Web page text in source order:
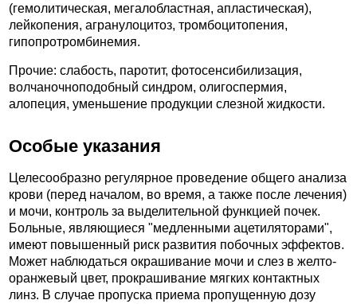
(гемолитическая, мегалобластная, апластическая),
лейкопения, агранулоцитоз, тромбоцитопения,
гипопротромбинемия.
Прочие: слабость, паротит, фотосенсибилизация,
волчаночноподобный синдром, олигоспермия,
алопеция, уменьшение продукции слезной жидкости.
Особые указания
Целесообразно регулярное проведение общего анализа
крови (перед началом, во время, а также после лечения)
и мочи, контроль за выделительной функцией почек.
Больные, являющиеся "медленными ацетиляторами",
имеют повышенный риск развития побочных эффектов.
Может наблюдаться окрашивание мочи и слез в желто-
оранжевый цвет, прокрашивание мягких контактных
линз. В случае пропуска приема пропущенную дозу